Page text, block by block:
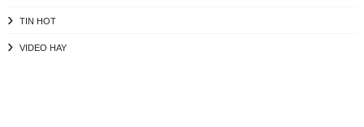
TIN HOT
VIDEO HAY